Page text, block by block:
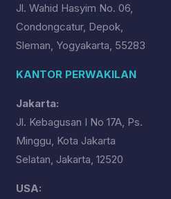
Jl. Wahid Hasyim No. 06,
Condongcatur, Depok,
Sleman, Yogyakarta, 55283
KANTOR PERWAKILAN
Jakarta:
Jl. Kebagusan I No 17A, Ps.
Minggu, Kota Jakarta
Selatan, Jakarta, 12520
USA: